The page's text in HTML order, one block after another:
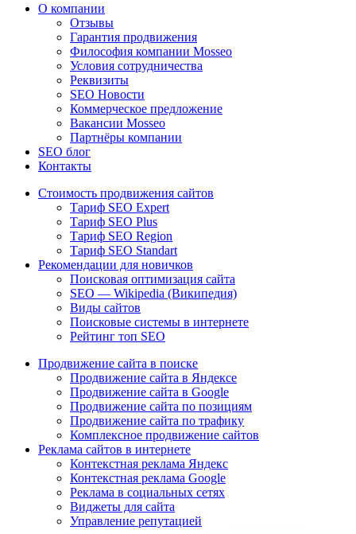
О компании
Отзывы
Гарантия продвижения
Философия компании Mosseo
Условия сотрудничества
Реквизиты
SEO Новости
Коммерческое предложение
Вакансии Mosseo
Партнёры компании
SEO блог
Контакты
Стоимость продвижения сайтов
Тариф SEO Expert
Тариф SEO Plus
Тариф SEO Region
Тариф SEO Standart
Рекомендации для новичков
Поисковая оптимизация сайта
SEO — Wikipedia (Википедия)
Виды сайтов
Поисковые системы в интернете
Рейтинг топ SEO
Продвижение сайта в поиске
Продвижение сайта в Яндексе
Продвижение сайта в Google
Продвижение сайта по позициям
Продвижение сайта по трафику
Комплексное продвижение сайтов
Реклама сайтов в интернете
Контекстная реклама Яндекс
Контекстная реклама Google
Реклама в социальных сетях
Виджеты для сайта
Управление репутацией